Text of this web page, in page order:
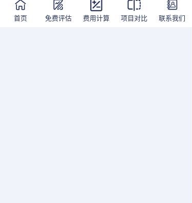
FULL
SERVICE
全程服务
首页 免费评估 费用计算 项目对比 联系我们